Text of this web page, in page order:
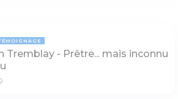
Tremblay - Prêtre... mais inconnu